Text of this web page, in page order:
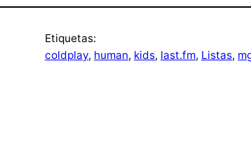
Etiquetas:
coldplay, human, kids, last.fm, Listas,